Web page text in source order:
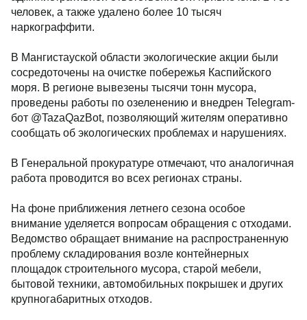
человек, а также удалено более 10 тысяч
наркограффити.
В Мангистауской области экологические акции были
сосредоточены на очистке побережья Каспийского
моря. В регионе вывезены тысячи тонн мусора,
проведены работы по озеленению и внедрен Telegram-
бот @TazaQazBot, позволяющий жителям оперативно
сообщать об экологических проблемах и нарушениях.
В Генеральной прокуратуре отмечают, что аналогичная
работа проводится во всех регионах страны.
На фоне приближения летнего сезона особое
внимание уделяется вопросам обращения с отходами.
Ведомство обращает внимание на распространенную
проблему складирования возле контейнерных
площадок строительного мусора, старой мебели,
бытовой техники, автомобильных покрышек и других
крупногабаритных отходов.